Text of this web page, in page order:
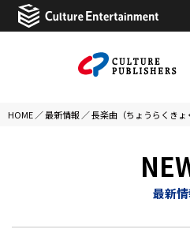
HOME ／最新情報 ／長楽曲（ちょうらくき
最新